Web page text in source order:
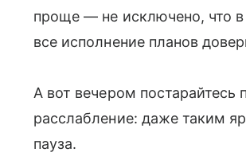
проще — не исключено, что
все исполнение планов
А вот вечером
расслабление: даже таким
пауза.